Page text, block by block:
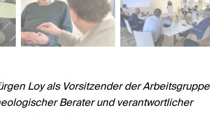
Loy als Vorsitzender der Arbeitsgruppe
Berater und verantwortlicher